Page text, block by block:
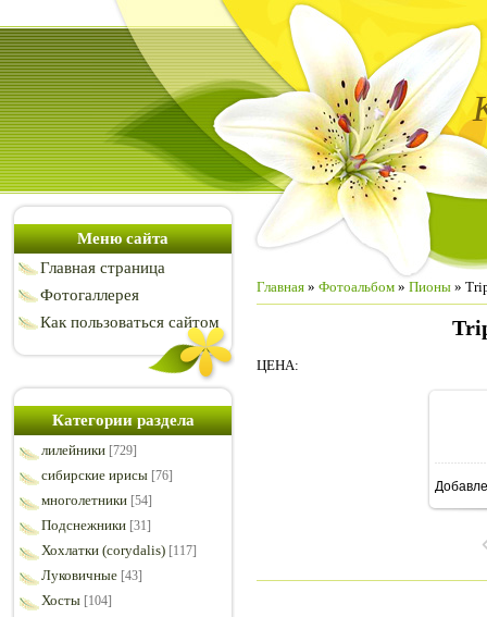
Меню сайта
Главная страница
Фотогаллерея
Как пользоваться сайтом
Категории раздела
лилейники [729]
сибирские ирисы [76]
многолетники [54]
Подснежники [31]
Хохлатки (corydalis) [117]
Луковичные [43]
Хосты [104]
Главная » Фотоальбом » Пионы »
ЦЕНА: